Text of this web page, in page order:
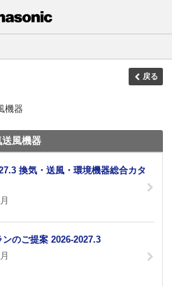
戻る
機器
送風機器
換気・送風・環境機器総合カタ
ンのご提案 2026-2027.3